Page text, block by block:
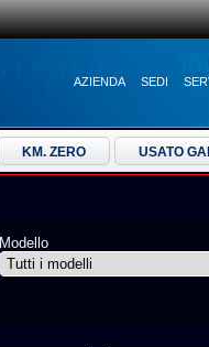
AZIENDA SEDI
KM. ZERO USATO
Modello